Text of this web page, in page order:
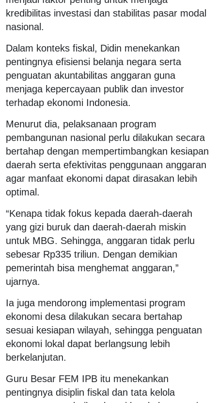
kredibilitas investasi dan stabilitas pasar modal
nasional.
Dalam konteks fiskal, Didin menekankan
pentingnya efisiensi belanja negara serta
penguatan akuntabilitas anggaran guna
menjaga kepercayaan publik dan investor
terhadap ekonomi Indonesia.
Menurut dia, pelaksanaan program
pembangunan nasional perlu dilakukan secara
bertahap dengan mempertimbangkan kesiapan
daerah serta efektivitas penggunaan anggaran
agar manfaat ekonomi dapat dirasakan lebih
optimal.
“Kenapa tidak fokus kepada daerah-daerah
yang gizi buruk dan daerah-daerah miskin
untuk MBG. Sehingga, anggaran tidak perlu
sebesar Rp335 triliun. Dengan demikian
pemerintah bisa menghemat anggaran,”
ujarnya.
Ia juga mendorong implementasi program
ekonomi desa dilakukan secara bertahap
sesuai kesiapan wilayah, sehingga penguatan
ekonomi lokal dapat berlangsung lebih
berkelanjutan.
Guru Besar FEM IPB itu menekankan
pentingnya disiplin fiskal dan tata kelola